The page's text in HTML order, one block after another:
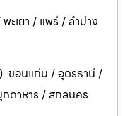
ะเยา / แพร่ / ลำปาง
ขอนแก่น / อุดรธานี /
ดาหาร / สกลนคร